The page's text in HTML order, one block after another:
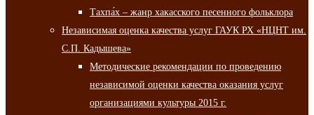
Тахпа́х – жанр хакасского песенного фольклора
Независимая оценка качества услуг ГАУК РХ «НЦНТ им.
С.П. Кадышева»
Методические рекомендации по проведению
независимой оценки качества оказания услуг
организациями культуры 2015 г.